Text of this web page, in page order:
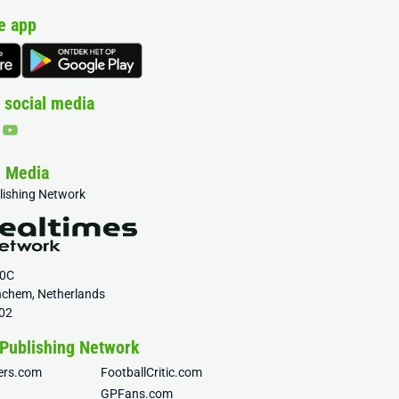
app
media
Media
Network
Netherlands
Network
FootballCritic.com
GPFans.com